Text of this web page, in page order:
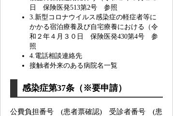
日 保険医発513第2号 参照
3.新型コロナウイルス感染症の軽症者等に
かかる宿泊療養及び自宅療養における（令
和２年４月３０日 保険医発430第4号 参
照
4.電話相談連絡先
接触者外来のある病院名一覧
感染症第37条（※要申請）
公費負担番号 (患者票確認) 受診者番号 (患